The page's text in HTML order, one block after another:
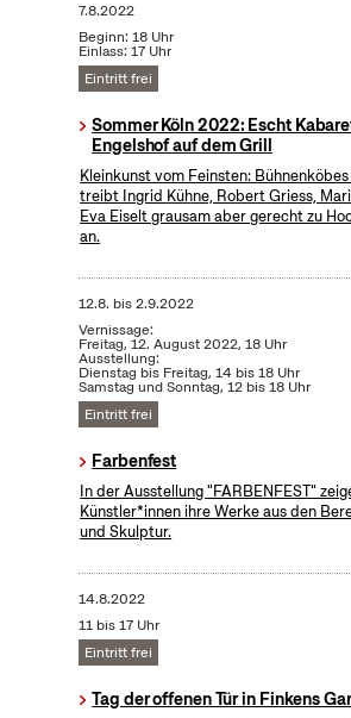
7.8.2022
Beginn: 18 Uhr
Einlass: 17 Uhr
Eintritt frei
Sommer Köln 2022: Escht
Engelshof auf dem Grill
Kleinkunst vom Feinsten:
treibt Ingrid Kühne, Robert Griess,
Eva Eiselt grausam aber gerecht zu
an.
12.8. bis2.9.2022
Vernissage:
Freitag, 12. August 2022, 18 Uhr
Ausstellung:
Dienstag bis Freitag, 14 bis 18 Uhr
Samstag und Sonntag, 12 bis 18 Uhr
Eintritt frei
Farbenfest
In der Ausstellung "FARBENFEST"
Künstler*innen ihre Werke aus den
und Skulptur.
14.8.2022
11 bis 17 Uhr
Eintritt frei
Tag der offenen Tür in Finkens